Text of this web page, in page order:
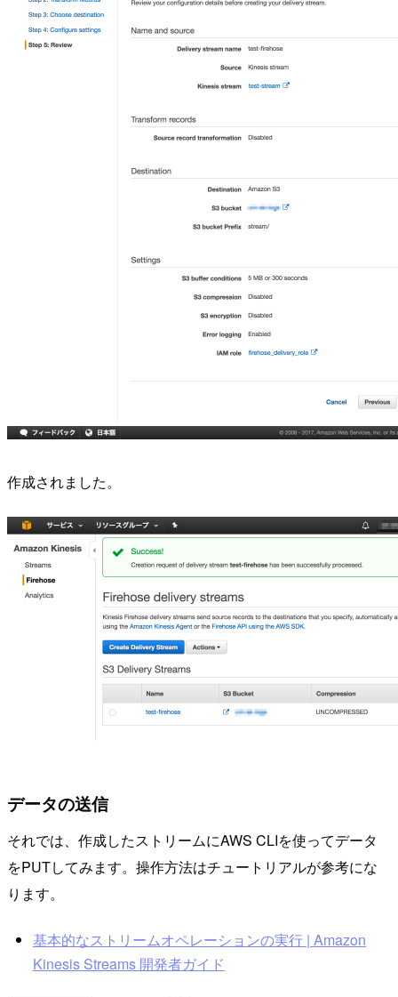
作成されました。
データの送信
それでは、作成したストリームにAWS CLIを使ってデータ
をPUTしてみます。操作方法はチュートリアルが参考にな
ります。
基本的なストリームオペレーションの実行 | Amazon
Kinesis Streams 開発者ガイド